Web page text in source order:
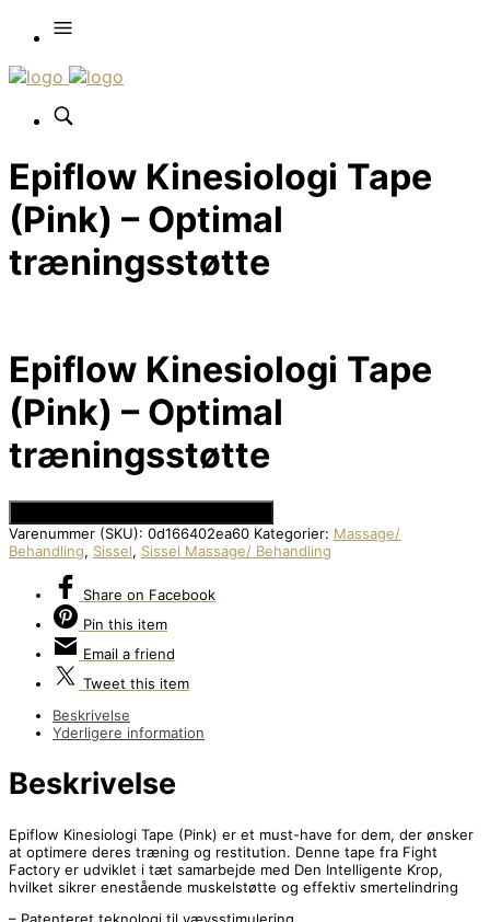
Epiflow Kinesiologi Tape
(Pink) – Optimal
træningsstøtte
Epiflow Kinesiologi Tape
(Pink) – Optimal
træningsstøtte
Varenummer (SKU): 0d166402ea60 Kategorier: Massage/
Behandling, Sissel, Sissel Massage/ Behandling
Share on Facebook
Pin this item
Email a friend
Tweet this item
Beskrivelse
Yderligere information
Beskrivelse
Epiflow Kinesiologi Tape (Pink) er et must-have for dem, der ønsker
at optimere deres træning og restitution. Denne tape fra Fight
Factory er udviklet i tæt samarbejde med Den Intelligente Krop,
hvilket sikrer enestående muskelstøtte og effektiv smertelindring